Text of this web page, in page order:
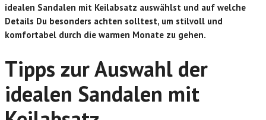
idealen Sandalen mit Keilabsatz auswählst und auf welche
Details Du besonders achten solltest, um stilvoll und
komfortabel durch die warmen Monate zu gehen.
Tipps zur Auswahl der
idealen Sandalen mit